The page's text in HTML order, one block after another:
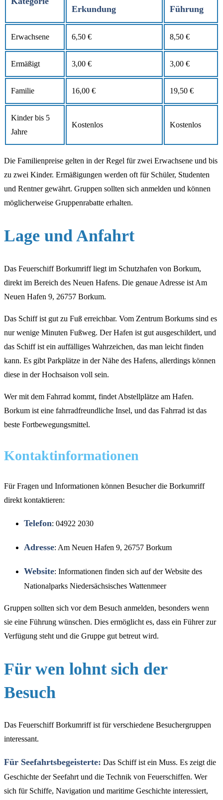
Erkundung
Führung
Erwachsene 6,50 € 8,50 €
Ermäßigt 3,00 € 3,00 €
Familie 16,00 € 19,50 €
Kinder bis 5
Jahre
Kostenlos Kostenlos
Die Familienpreise gelten in der Regel für zwei Erwachsene und bis
zu zwei Kinder. Ermäßigungen werden oft für Schüler, Studenten
und Rentner gewährt. Gruppen sollten sich anmelden und können
möglicherweise Gruppenrabatte erhalten.
Lage und Anfahrt
Das Feuerschiff Borkumriff liegt im Schutzhafen von Borkum,
direkt im Bereich des Neuen Hafens. Die genaue Adresse ist Am
Neuen Hafen 9, 26757 Borkum.
Das Schiff ist gut zu Fuß erreichbar. Vom Zentrum Borkums sind es
nur wenige Minuten Fußweg. Der Hafen ist gut ausgeschildert, und
das Schiff ist ein auffälliges Wahrzeichen, das man leicht finden
kann. Es gibt Parkplätze in der Nähe des Hafens, allerdings können
diese in der Hochsaison voll sein.
Wer mit dem Fahrrad kommt, findet Abstellplätze am Hafen.
Borkum ist eine fahrradfreundliche Insel, und das Fahrrad ist das
beste Fortbewegungsmittel.
Kontaktinformationen
Für Fragen und Informationen können Besucher die Borkumriff
direkt kontaktieren:
Telefon: 04922 2030
Adresse: Am Neuen Hafen 9, 26757 Borkum
Website: Informationen finden sich auf der Website des
Nationalparks Niedersächsisches Wattenmeer
Gruppen sollten sich vor dem Besuch anmelden, besonders wenn
sie eine Führung wünschen. Dies ermöglicht es, dass ein Führer zur
Verfügung steht und die Gruppe gut betreut wird.
Für wen lohnt sich der
Besuch
Das Feuerschiff Borkumriff ist für verschiedene Besuchergruppen
interessant.
Für Seefahrtsbegeisterte: Das Schiff ist ein Muss. Es zeigt die
Geschichte der Seefahrt und die Technik von Feuerschiffen. Wer
sich für Schiffe, Navigation und maritime Geschichte interessiert,